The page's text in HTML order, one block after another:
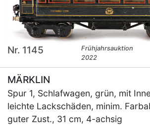
Nr. 1145
Frühjahrsauktion
2022
MÄRKLIN
Spur 1, Schlafwagen, grün, mit
leichte Lackschäden, minim.
guter Zust., 31 cm, 4-achsig